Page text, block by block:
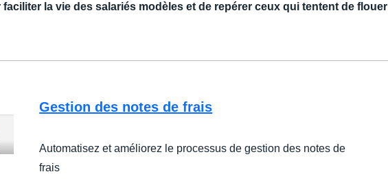
la vie des salariés modèles et de repérer ceux qui tentent de
Gestion des notes de frais
Automatisez et améliorez le processus de gestion des notes de
frais